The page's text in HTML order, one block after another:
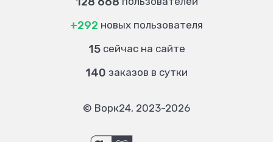
+292 новых пользователя
15 сейчас на сайте
140 заказов в сутки
© Ворк24, 2023-2026